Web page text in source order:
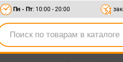
Пн - Пт: 10:00 - 20:00